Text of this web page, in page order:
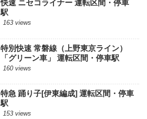
快速 ニセコライナー 運転区間・停車
駅
163 views
特別快速 常磐線（上野東京ライン）
「グリーン車」 運転区間・停車駅
160 views
特急 踊り子[伊東編成] 運転区間・停車
駅
153 views